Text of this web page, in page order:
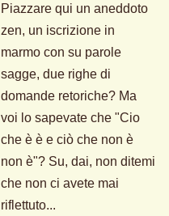
Piazzare qui un aneddoto
zen, un iscrizione in
marmo con su parole
sagge, due righe di
domande retoriche? Ma
voi lo sapevate che "Cio
che è è e ciò che non è
non è"? Su, dai, non ditemi
che non ci avete mai
riflettuto...